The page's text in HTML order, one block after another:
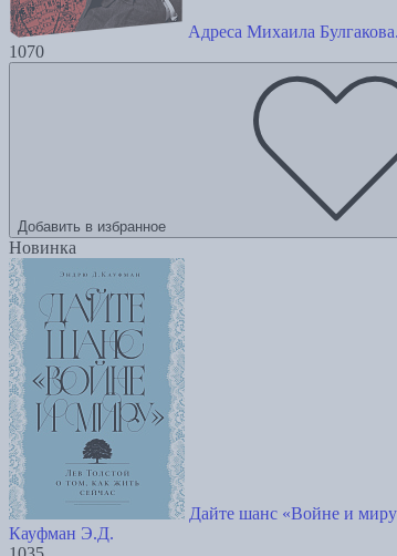
Адреса Михаила
1070
Добавить в избранное
Новинка
Дайте шанс «Войне и
Кауфман Э.Д.